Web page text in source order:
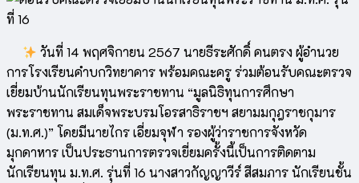
วันที่ 14 พฤศจิกายน 2567 นายธีระศักดิ์ คนตรง ผู้อำนวย
การโรงเรียนคำบกวิทยาคาร พร้อมคณะครู ร่วมต้อนรับคณะตรวจ
เยี่ยมบ้านนักเรียนทุนพระราชทาน “มูลนิธิทุนการศึกษา
พระราชทาน สมเด็จพระบรมโอรสาธิราชฯ สยามมกุฎราชกุมาร
(ม.ท.ศ.)” โดยมีนายไกร เอี่ยมจุฬา รองผู้ว่าราชการจังหวัด
มุกดาหาร เป็นประธานการตรวจเยี่ยมครั้งนี้เป็นการติดตาม
นักเรียนทุน ม.ท.ศ. รุ่นที่ 16 นางสาวกัญญาวีร์ สีสมภาร นักเรียนชั้น